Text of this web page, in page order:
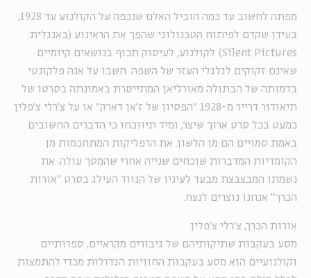
מפתה לחשוב עד כמה הוביל האלם שנכפה על הקולנוע עד 1928,
בעידן שקדם לפיתוח הטכנולוגי שהפך את הראינוע (באנגלית:
Silent Pictures ) לקולנוע, לעיסוק תכוף בנושאים קיומיים
שאינם זקוקים לגלגלי העזר של השפה. חשבו על אנה פלקונטי
בדמותה של הבתולה מאורליאן המתייסרת באמונתה בסרטו של
תיאודור דרייר מ-1928 "הפסיון של ז'אן דארק" או על צ'רלי צ'פלין
כמעט בכל סרט ארוך שיצר, ומיד תיווכחו כי הדברים החשובים
באמת סמויים הם מן הלשון. את הרפליקות המתחכמות מן
הקומדיות המדברות שוכחים שנייה אחרי שהמסך עולה. את
נשמתו המבצבצת מבעד לעיניו של הנווד העילג בסרט "אורות
הכרך" אנחנו נוצרים לנצח.
אורות הכרך, צ'רלי צ'פלין
מסע בעקבות שתיקותיהם של גיבורים מקראיים, ספרותיים
וקולנועיים הוא מסע בעקבות החוויות הגדולות מכדי להתמצות